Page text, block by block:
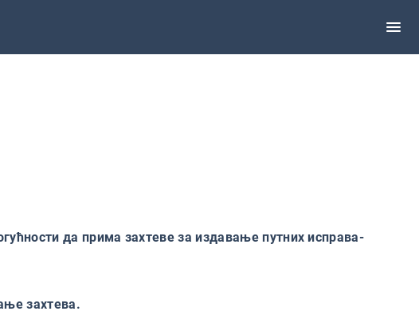
да прима захтеве за издавање путних исправа-
захтева.